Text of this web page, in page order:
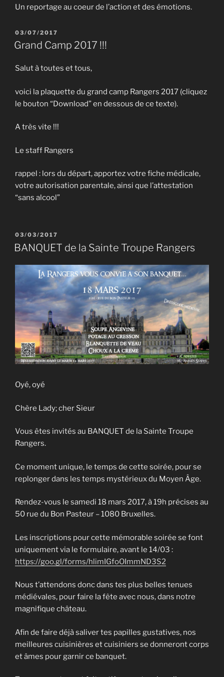
Un reportage au coeur de l’action et des émotions.
PUBLIÉ
LE
03/07/2017
Grand Camp 2017 !!!
Salut à toutes et tous,
voici la plaquette du grand camp Rangers 2017 (cliquez
le bouton “Download” en dessous de ce texte).
A très vite !!!
Le staff Rangers
rappel : lors du départ, apportez votre fiche médicale,
votre autorisation parentale, ainsi que l’attestation
“sans alcool”
PUBLIÉ
LE
03/03/2017
BANQUET de la Sainte Troupe Rangers
Oyé, oyé
Chère Lady; cher Sieur
Vous êtes invités au BANQUET de la Sainte Troupe
Rangers.
Ce moment unique, le temps de cette soirée, pour se
replonger dans les temps mystérieux du Moyen Âge.
Rendez-vous le samedi 18 mars 2017, à 19h précises au
50 rue du Bon Pasteur – 1080 Bruxelles.
Les inscriptions pour cette mémorable soirée se font
uniquement via le formulaire, avant le 14/03 :
https://goo.gl/forms/hlimIGfoOImmND3S2
Nous t’attendons donc dans tes plus belles tenues
médiévales, pour faire la fête avec nous, dans notre
magnifique château.
Afin de faire déjà saliver tes papilles gustatives, nos
meilleures cuisinières et cuisiniers se donneront corps
et âmes pour garnir ce banquet.